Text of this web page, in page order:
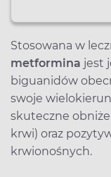
Stosowana w
metformina jest
biguanidów
swoje
skuteczne
krwi) oraz
krwionośnych.